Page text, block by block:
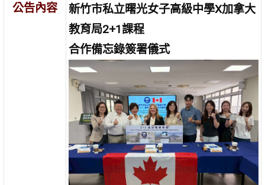
公告內容
新竹市私立曙光女子高級中學X加拿大
教育局2+1課程
合作備忘錄簽署儀式